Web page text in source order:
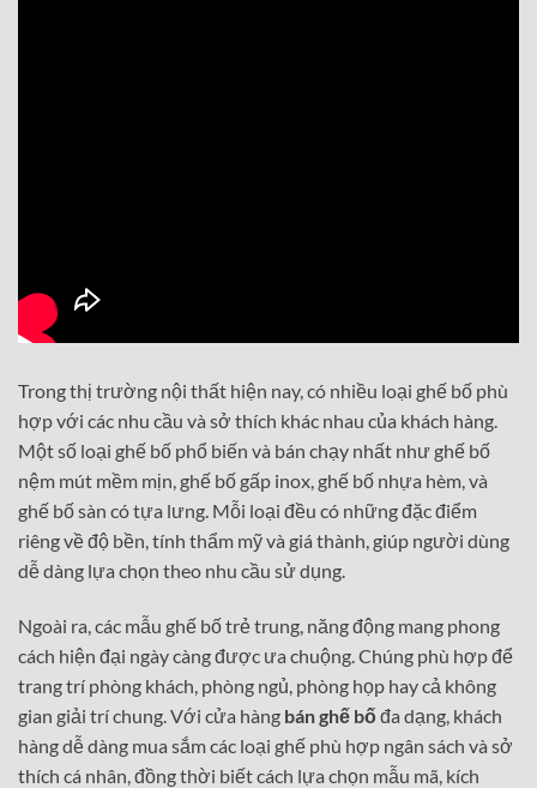
Trong thị trường nội thất hiện nay, có nhiều loại ghế bố phù
hợp với các nhu cầu và sở thích khác nhau của khách hàng.
Một số loại ghế bố phổ biến và bán chạy nhất như ghế bố
nệm mút mềm mịn, ghế bố gấp inox, ghế bố nhựa hèm, và
ghế bố sàn có tựa lưng. Mỗi loại đều có những đặc điểm
riêng về độ bền, tính thẩm mỹ và giá thành, giúp người dùng
dễ dàng lựa chọn theo nhu cầu sử dụng.
Ngoài ra, các mẫu ghế bố trẻ trung, năng động mang phong
cách hiện đại ngày càng được ưa chuộng. Chúng phù hợp để
trang trí phòng khách, phòng ngủ, phòng họp hay cả không
gian giải trí chung. Với cửa hàng bán ghế bố đa dạng, khách
hàng dễ dàng mua sắm các loại ghế phù hợp ngân sách và sở
thích cá nhân, đồng thời biết cách lựa chọn mẫu mã, kích